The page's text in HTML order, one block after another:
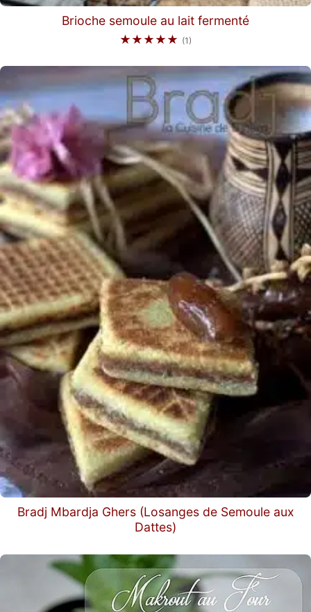
Brioche semoule au lait fermenté
★★★★★ (1)
Bradj Mbardja Ghers (Losanges de Semoule aux
Dattes)